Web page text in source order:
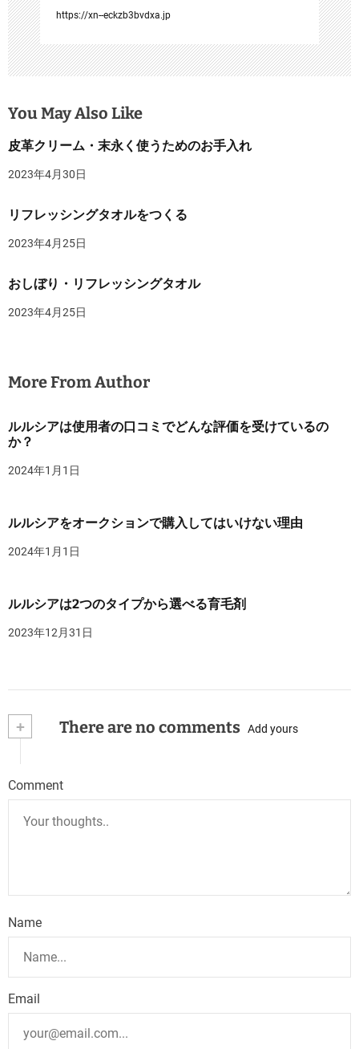
https://xn--eckzb3bvdxa.jp
You May Also Like
皮革クリーム・末永く使うためのお手入れ
2023年4月30日
リフレッシングタオルをつくる
2023年4月25日
おしぼり・リフレッシングタオル
2023年4月25日
More From Author
ルルシアは使用者の口コミでどんな評価を受けているの
か？
2024年1月1日
ルルシアをオークションで購入してはいけない理由
2024年1月1日
ルルシアは2つのタイプから選べる育毛剤
2023年12月31日
+ There are no comments Add yours
Comment
Name
Email